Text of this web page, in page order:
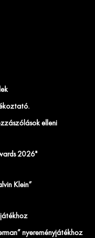
elleni
2026"
Klein”
játékhoz
nyereményjátékhoz